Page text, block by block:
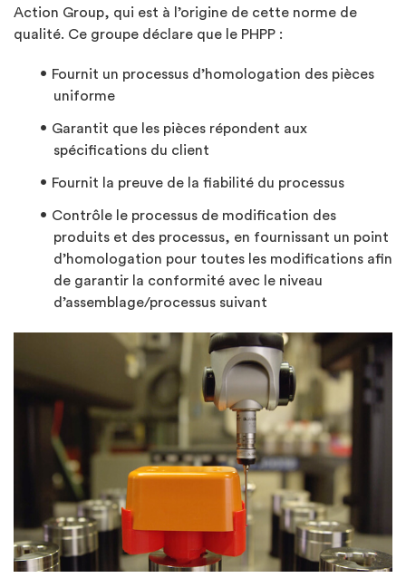
Action Group, qui est à l’origine de cette norme de
qualité. Ce groupe déclare que le PHPP :
Fournit un processus d’homologation des pièces
uniforme
Garantit que les pièces répondent aux
spécifications du client
Fournit la preuve de la fiabilité du processus
Contrôle le processus de modification des
produits et des processus, en fournissant un point
d’homologation pour toutes les modifications afin
de garantir la conformité avec le niveau
d’assemblage/processus suivant